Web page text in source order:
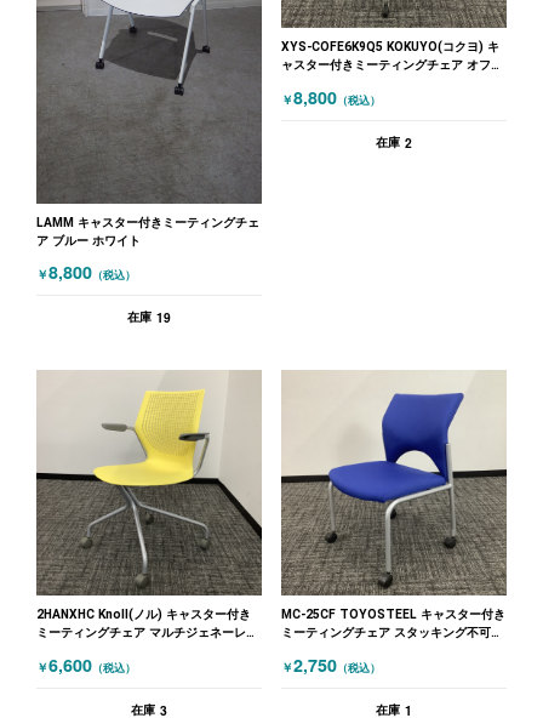
LAMM キャスター付きミーティングチェ
ア ブルー ホワイト
￥8,800 （税込）
在庫 19
XYS-COFE6K9Q5 KOKUYO(コクヨ) キ
ャスター付きミーティングチェア オフセ
￥8,800 （税込）
在庫 2
2HANXHC Knoll(ノル) キャスター付き
ミーティングチェア マルチジェネーレー
￥6,600 （税込）
在庫 3
MC-25CF TOYOSTEEL キャスター付き
ミーティングチェア スタッキング不可
￥2,750 （税込）
在庫 1